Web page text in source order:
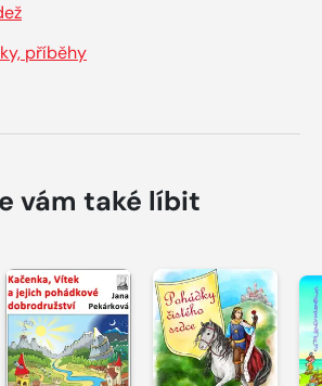
příběhy
vám také líbit